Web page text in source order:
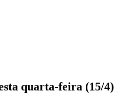
quarta-feira (15/4)